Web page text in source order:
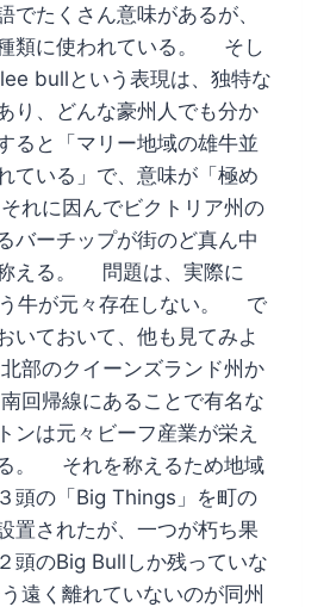
でたくさん意味があるが、
類に使われている。 そし
bullという表現は、独特な
り、どんな豪州人でも分か
ると「マリー地域の雄牛並
ている」で、意味が「極め
れに因んでビクトリア州の
バーチップが街のど真ん中
える。 問題は、実際に
牛が元々存在しない。 で
いておいて、他も見てみよ
部のクイーンズランド州か
回帰線にあることで有名な
ンは元々ビーフ産業が栄え
。 それを称えるため地域
頭の「Big Things」を町の
置されたが、一つが朽ち果
頭のBig Bullしか残っていな
遠く離れていないのが同州